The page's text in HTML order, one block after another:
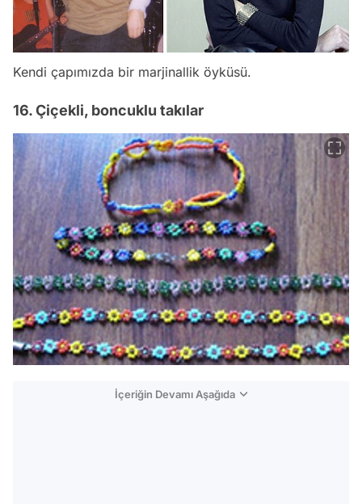
Kendi çapımızda bir marjinallik öyküsü.
16. Çiçekli, boncuklu takılar
İçeriğin Devamı Aşağıda